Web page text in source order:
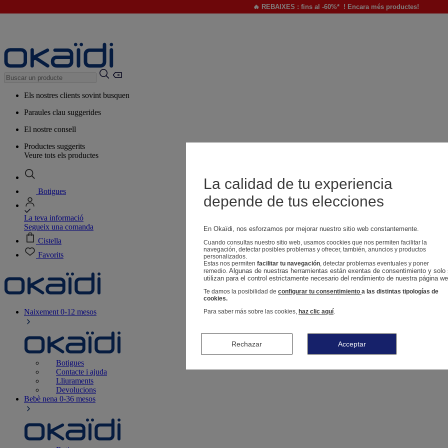
🔥 REBAIXES : fins al -60%* ! Encara més productes!
Els nostres clients sovint busquen
Paraules clau suggerides
El nostre consell
Productes suggerits
Veure tots els productes
Botigues
La teva informació
Segueix una comanda
Cistella
Favorits
Naixement 0-12 mesos
Botigues
Contacte i ajuda
Lliuraments
Devolucions
Bebè nena 0-36 mesos
La calidad de tu experiencia
depende de tus elecciones
En Okaïdi, nos esforzamos por mejorar nuestro sitio web constantemente.
Cuando consultas nuestro sitio web, usamos coockies que nos permiten facilitar la
navegación, detectar posibles problemas y ofrecer, también, anuncios y productos
personalizados.
Estas nos permiten facilitar tu navegación, detectar problemas eventuales y poner
remedio. Algunas de nuestras herramientas están exentas de consentimiento y solo
utilizan para el control estrictamente necesario del rendimiento de nuestra página
Te damos la posibilidad de configurar tu consentimiento a las distintas tipologías de
cookies.
Para saber más sobre las cookies, haz clic aquí.
Rechazar Acceptar